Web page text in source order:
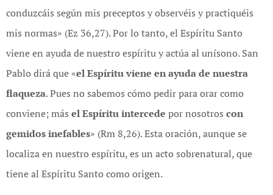
conduzcáis según mis preceptos y observéis y practiquéis
mis normas» (Ez 36,27). Por lo tanto, el Espíritu Santo
viene en ayuda de nuestro espíritu y actúa al unísono. San
Pablo dirá que «el Espíritu viene en ayuda de nuestra
flaqueza. Pues no sabemos cómo pedir para orar como
conviene; más el Espíritu intercede por nosotros con
gemidos inefables» (Rm 8,26). Esta oración, aunque se
localiza en nuestro espíritu, es un acto sobrenatural, que
tiene al Espíritu Santo como origen.